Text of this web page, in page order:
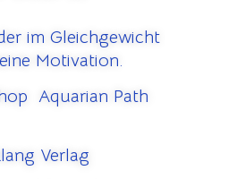
im Gleichgewicht
Motivation.
Aquarian Path
Verlag